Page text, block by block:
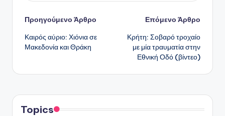
Πλοήγηση
δημοσιεύσεων
Προηγούμενο Άρθρο
Καιρός αύριο: Χιόνια σε
Μακεδονία και Θράκη
Επόμενο Άρθρο
Κρήτη: Σοβαρό τροχαίο
με μία τραυματία στην
Εθνική Οδό (βίντεο)
Topics